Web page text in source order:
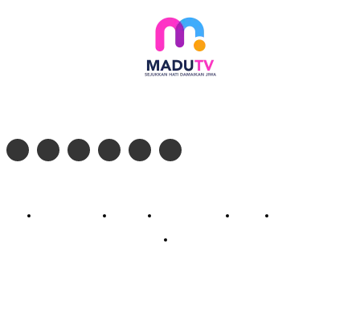
Profil Madu TV Redaksi Pedoman Siber Kontak